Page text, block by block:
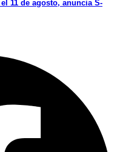
11 de agosto, anuncia S-